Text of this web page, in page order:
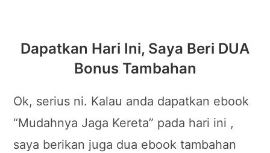
Dapatkan Hari Ini, Saya Beri DUA
Bonus Tambahan
Ok, serius ni. Kalau anda dapatkan ebook
“Mudahnya Jaga Kereta” pada hari ini ,
saya berikan juga dua ebook tambahan